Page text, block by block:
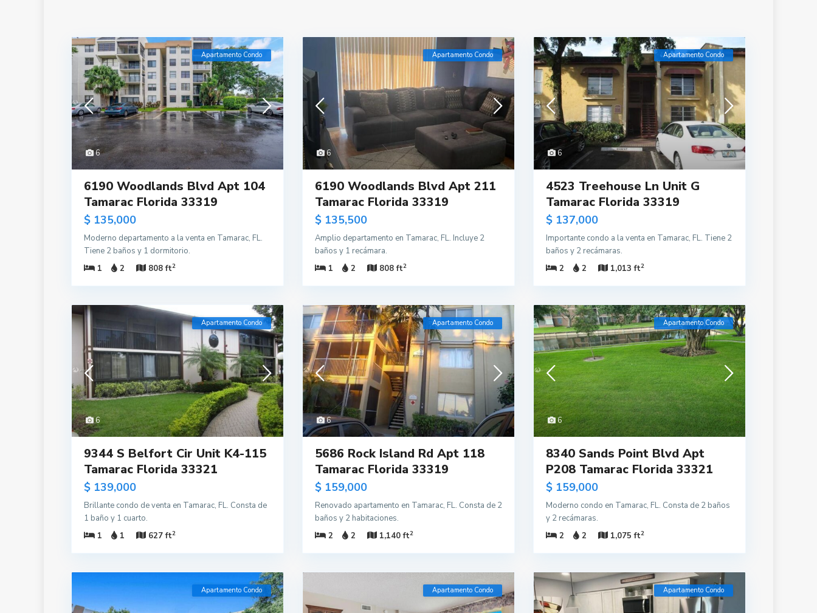
6
Apartamento Condo
6190 Woodlands Blvd Apt 104
Tamarac Florida 33319
$ 135,000
Moderno departamento a la venta en Tamarac, FL.
Tiene 2 baños y 1 dormitorio.
1
2 808 ft2
6
Apartamento Condo
6190 Woodlands Blvd Apt 211
Tamarac Florida 33319
$ 135,500
Amplio departamento en Tamarac, FL. Incluye 2
baños y 1 recámara.
1
2 808 ft2
6
Apartamento Condo
4523 Treehouse Ln Unit G
Tamarac Florida 33319
$ 137,000
Importante condo a la venta en Tamarac, FL. Tiene 2
baños y 2 recámaras.
2
2 1,013 ft2
6
Apartamento Condo
9344 S Belfort Cir Unit K4-115
Tamarac Florida 33321
$ 139,000
Brillante condo de venta en Tamarac, FL. Consta de
1 baño y 1 cuarto.
1
1 627 ft2
6
Apartamento Condo
5686 Rock Island Rd Apt 118
Tamarac Florida 33319
$ 159,000
Renovado apartamento en Tamarac, FL. Consta de 2
baños y 2 habitaciones.
2
2 1,140 ft2
6
Apartamento Condo
8340 Sands Point Blvd Apt
P208 Tamarac Florida 33321
$ 159,000
Moderno condo en Tamarac, FL. Consta de 2 baños
y 2 recámaras.
2
2 1,075 ft2
Apartamento Condo Apartamento Condo Apartamento Condo